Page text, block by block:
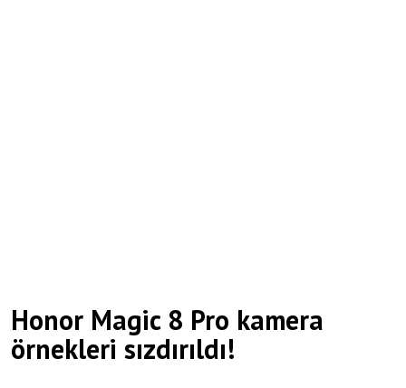
Honor Magic 8 Pro kamera
örnekleri sızdırıldı!